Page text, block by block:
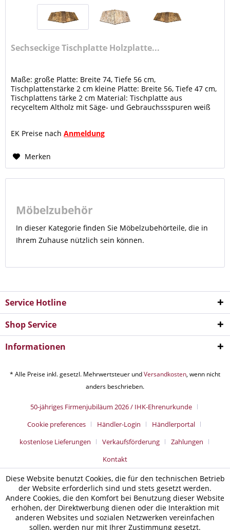
Sechseckige Tischplatte Holzplatte...
Maße: große Platte: Breite 74, Tiefe 56 cm,
Tischplattenstärke 2 cm kleine Platte: Breite 56, Tiefe 47 cm,
Tischplattens tärke 2 cm Material: Tischplatte aus
recyceltem Altholz mit Säge- und Gebrauchssspuren weiß
EK Preise nachAnmeldung
Merken
Möbelzubehör
In dieser Kategorie finden Sie Möbelzubehörteile, die in
Ihrem Zuhause nützlich sein können.
Service Hotline
Shop Service
Informationen
* Alle Preise inkl. gesetzl. Mehrwertsteuer undVersandkosten, wenn nicht
anders beschrieben.
50-jähriges Firmenjubiläum 2026 / IHK-Ehrenurkunde
Cookie preferences
Händler-Login
Händlerportal
kostenlose Lieferungen
Verkaufsförderung
Zahlungen
Kontakt
Diese Website benutzt Cookies, die für den technischen Betrieb
der Website erforderlich sind und stets gesetzt werden.
Andere Cookies, die den Komfort bei Benutzung dieser Website
erhöhen, der Direktwerbung dienen oder die Interaktion mit
anderen Websites und sozialen Netzwerken vereinfachen
sollen, werden nur mit Ihrer Zustimmung gesetzt.